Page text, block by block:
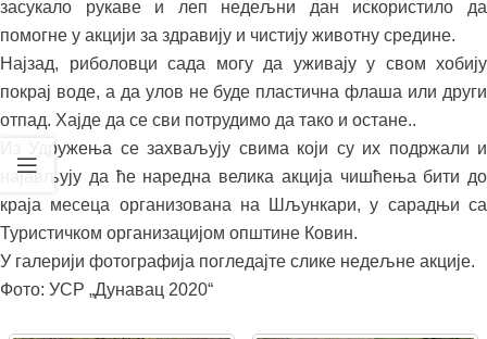
засукало рукаве и леп недељни дан искористило да
помогне у акцији за здравију и чистију животну средине.
Најзад, риболовци сада могу да уживају у свом хобију
покрај воде, а да улов не буде пластична флаша или други
отпад. Хајде да се сви потрудимо да тако и остане..
Из Удружења се захваљују свима који су их подржали и
најављују да ће наредна велика акција чишћења бити до
краја месеца организована на Шљункари, у сарадњи са
Туристичком организацијом општине Ковин.
У галерији фотографија погледајте слике недељне акције.
Фото: УСР „Дунавац 2020“